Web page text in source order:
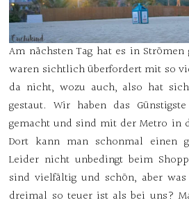
Am nächsten Tag hat es in Strömen
waren sichtlich überfordert mit so
da nicht, wozu auch, also hat
gestaut. Wir haben das
gemacht und sind mit der Metro in
Dort kann man schonmal einen
Leider nicht unbedingt beim
sind vielfältig und schön, aber
dreimal so teuer ist als bei uns?